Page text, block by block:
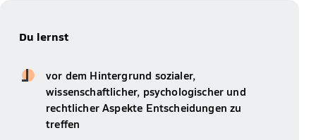
Du lernst
vor dem Hintergrund sozialer,
wissenschaftlicher, psychologischer und
rechtlicher Aspekte Entscheidungen zu
treffen